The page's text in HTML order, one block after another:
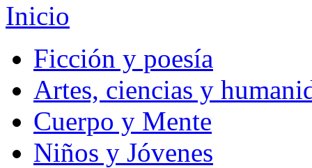
Inicio
Ficción y poesía
Artes, ciencias y
Cuerpo y Mente
Niños y Jóvenes